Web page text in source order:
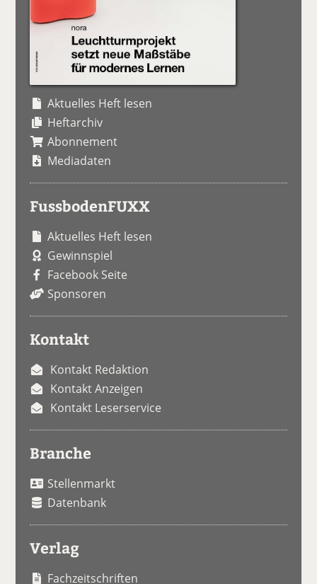
Aktuelles Heft lesen
Heftarchiv
Abonnement
Mediadaten
FussbodenFUXX
Aktuelles Heft lesen
Gewinnspiel
Facebook Seite
Sponsoren
Kontakt
Kontakt Redaktion
Kontakt Anzeigen
Kontakt Leserservice
Branche
Stellenmarkt
Datenbank
Verlag
Fachzeitschriften